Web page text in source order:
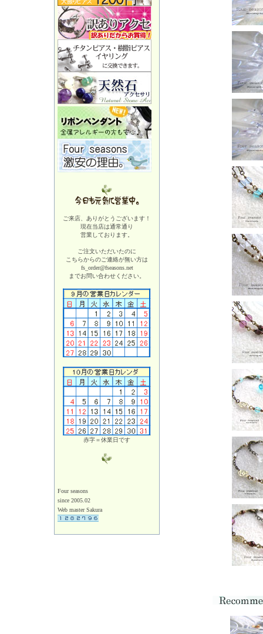
ご来店、ありがとうございます！
現在当店は通常通り
営業しております。
ご注文いただいたのに
こちらからのご連絡が無い方は
fs_order@fseasons.net
までお問い合わせください。
赤字＝休業日です
Four seasons
since 2005.02
Web master Sakura